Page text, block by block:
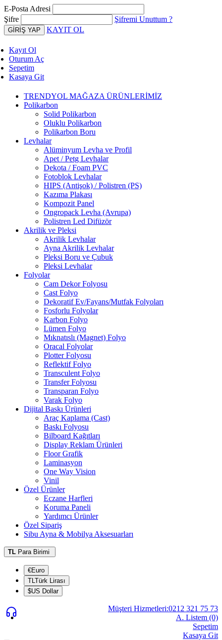
E-Posta Adresi
Şifre
Şifremi Unuttum ?
KAYIT OL
Kayıt Ol
Oturum Aç
Sepetim
Kasaya Git
TRENDYOL MAĞAZA ÜRÜNLERİMİZ
Polikarbon
Solid Polikarbon
Oluklu Polikarbon
Polikarbon Boru
Levhalar
Alüminyum Levha ve Profil
Apet / Petg Levhalar
Dekota / Foam PVC
Fotoblok Levhalar
HIPS (Antişok) / Polistren (PS)
Kazıma Plakası
Kompozit Panel
Ongropack Levha (Avrupa)
Polistren Led Difüzör
Akrilik ve Pleksi
Akrilik Levhalar
Ayna Akrilik Levhalar
Pleksi Boru ve Çubuk
Pleksi Levhalar
Folyolar
Cam Dekor Folyosu
Cast Folyo
Dekoratif Ev/Fayans/Mutfak Folyoları
Fosforlu Folyolar
Karbon Folyo
Lümen Folyo
Mıknatıslı (Magnet) Folyo
Oracal Folyolar
Plotter Folyosu
Reflektif Folyo
Transculent Folyo
Transfer Folyosu
Transparan Folyo
Varak Folyo
Dijital Baskı Ürünleri
Araç Kaplama (Cast)
Baskı Folyosu
Bilboard Kağıtları
Display Reklam Ürünleri
Floor Grafik
Laminasyon
One Way Vision
Vinil
Özel Ürünler
Eczane Harfleri
Koruma Paneli
Yardımcı Ürünler
Özel Sipariş
Sibu Ayna & Mobilya Aksesuarları
TL Para Birimi
€Euro
TLTürk Lirası
$US Dollar
Müşteri Hizmetleri:0212 321 75 73
A. Listem (0)
Sepetim
Kasaya Git